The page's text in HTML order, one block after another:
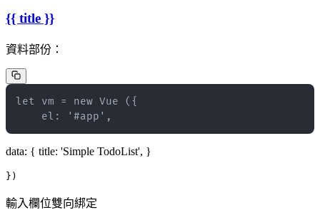
{{ title }}
資料部份：
    el: '#app',
data: { title: 'Simple TodoList', }
})
輸入欄位雙向綁定